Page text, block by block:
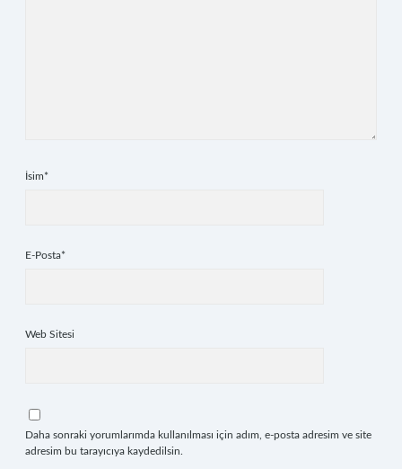
İsim*
E-Posta*
Web Sitesi
Daha sonraki yorumlarımda kullanılması için adım, e-posta adresim ve site
adresim bu tarayıcıya kaydedilsin.